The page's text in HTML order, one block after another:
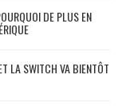
DE PLUS EN
LA SWITCH VA BIENTÔT